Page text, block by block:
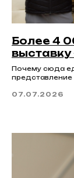
Более 4
Почему сюда
07.07.2026
Как